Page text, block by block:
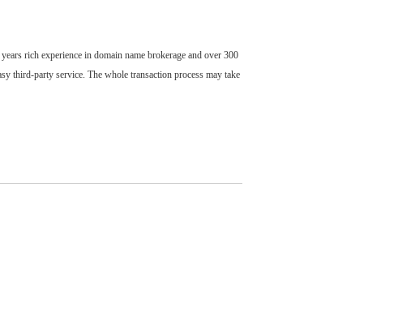
rich experience in domain name brokerage and over 300
third-party service. The whole transaction process may take